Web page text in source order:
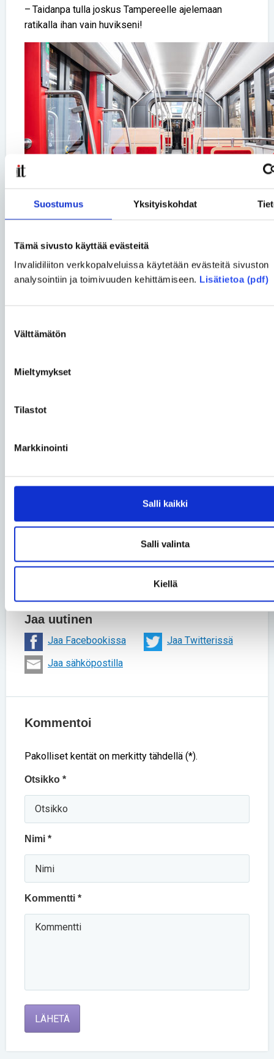
Suostumus Yksityiskohdat
Tämä sivusto käyttää evästeitä
Invalidiliiton verkkopalveluissa käytetään evästeitä sivuston
analysointiin ja toimivuuden kehittämiseen. Lisätietoa (pdf)
valinta
Välttämätön
Mieltymykset
Tilastot
Markkinointi
Salli kaikki
Salli valinta
Kiellä
– Taidanpa tulla joskus Tampereelle ajelemaan
ratikalla ihan vain huvikseni!
Ratikka numeroina
miljoonaa euroa
– Tampereelle on tilattu 20 vaunua
– Vaunun pituus 37,3 metriä ja leveys
– Pyörätuolipaikkoja 6,
– Suurin nopeus 80 km / h, suurin
liikennöintinopeus 70 km / h
Kuva Eemeli Sarka, Samu Rytkönen
Jaa uutinen
Jaa Facebookissa
Jaa Twitterissä
Jaa sähköpostilla
Kommentoi
Pakolliset kentät on merkitty tähdellä (*).
Otsikko *
Nimi *
Kommentti *
LÄHETÄ